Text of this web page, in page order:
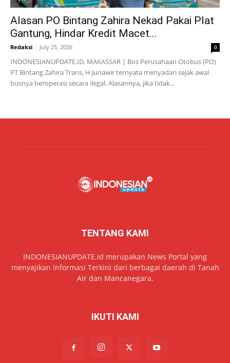
Alasan PO Bintang Zahira Nekad Pakai Plat
Gantung, Hindar Kredit Macet...
Redaksi - July 25, 2026 0
INDONESIANUPDATE.ID, MAKASSAR | Bos Perusahaan Otobus (PO)
PT Bintang Zahira Trans, H Junawir ternyata menyadari sejak awal
busnya beroperasi secara ilegal. Alasannya, jika tidak...
TENTANG KAMI
INDONESIANUPDATE.id merupakan News Portal yang
menyajikan Informasi Terkini dari berbagai daerah di Tanah
Air dan Mancanegara.
IKUTI KAMI